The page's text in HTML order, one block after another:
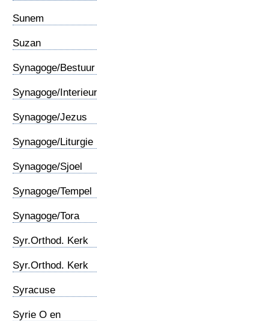
Sunem
Suzan
Synagoge/Bestuur
Synagoge/Interieur
Synagoge/Jezus
Synagoge/Liturgie
Synagoge/Sjoel
Synagoge/Tempel
Synagoge/Tora
Syr.Orthod. Kerk
Syr.Orthod. Kerk
Syracuse
Syrie O en